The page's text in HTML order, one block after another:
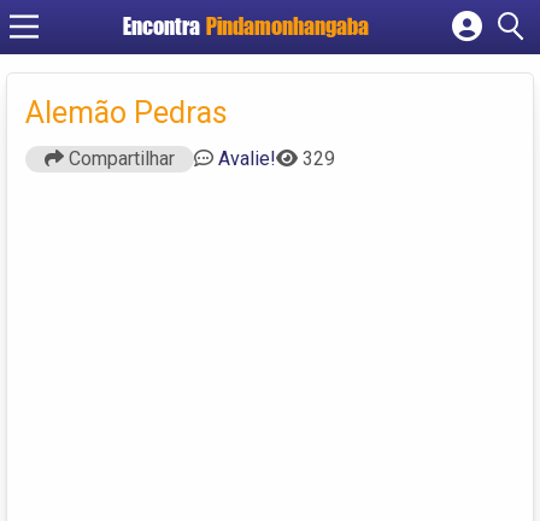
Encontra Pindamonhangaba
Cadastrar empresa
Alemão Pedras
Compartilhar Avalie! 329